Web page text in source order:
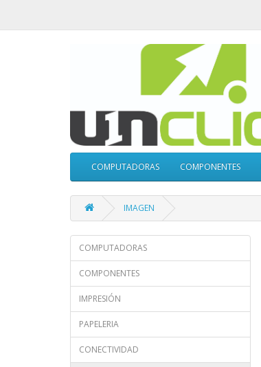
COMPUTADORAS COMPONENTES
IMAGEN
COMPUTADORAS
COMPONENTES
IMPRESIÓN
PAPELERIA
CONECTIVIDAD